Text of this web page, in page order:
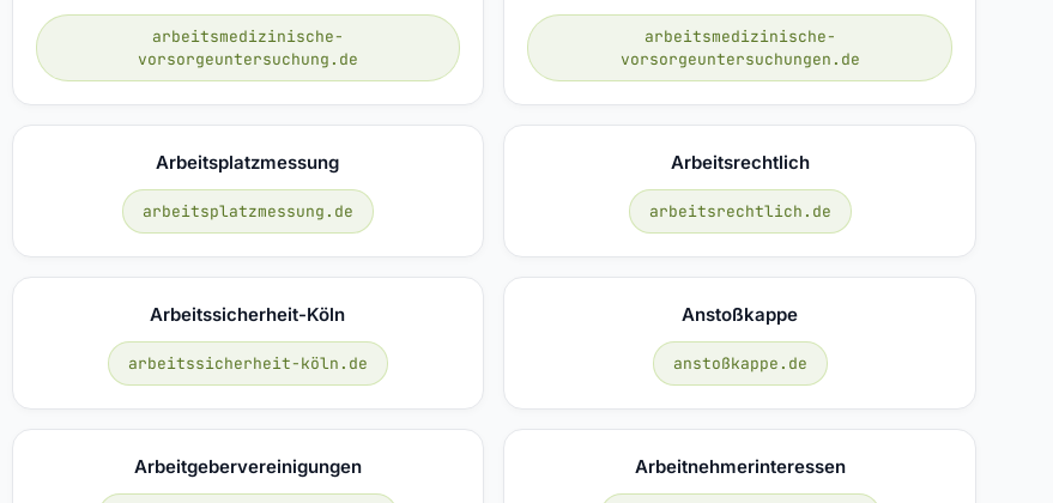
arbeitsmedizinische-
vorsorgeuntersuchung.de
arbeitsmedizinische-
vorsorgeuntersuchungen.de
Arbeitsplatzmessung
arbeitsplatzmessung.de
Arbeitsrechtlich
arbeitsrechtlich.de
Arbeitssicherheit-Köln
arbeitssicherheit-köln.de
Anstoßkappe
anstoßkappe.de
Arbeitgebervereinigungen Arbeitnehmerinteressen